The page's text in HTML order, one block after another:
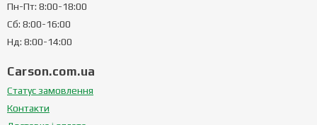
Пн-Пт: 8:00-18:00
Сб: 8:00-16:00
Нд: 8:00-14:00
Carson.com.ua
Статус замовлення
Контакти